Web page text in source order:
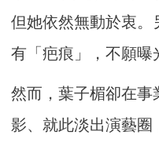
但她依然無動於衷。
有「疤痕」，不願曝
然而，葉子楣卻在事
影、就此淡出演藝